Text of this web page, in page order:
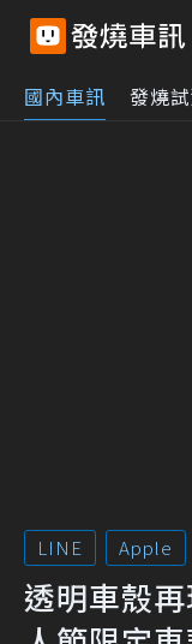
國內車訊 發燒
LINE Apple
透明車殼